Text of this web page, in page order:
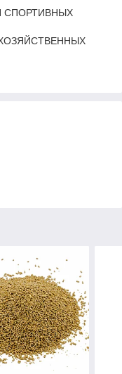
СПОРТИВНЫХ